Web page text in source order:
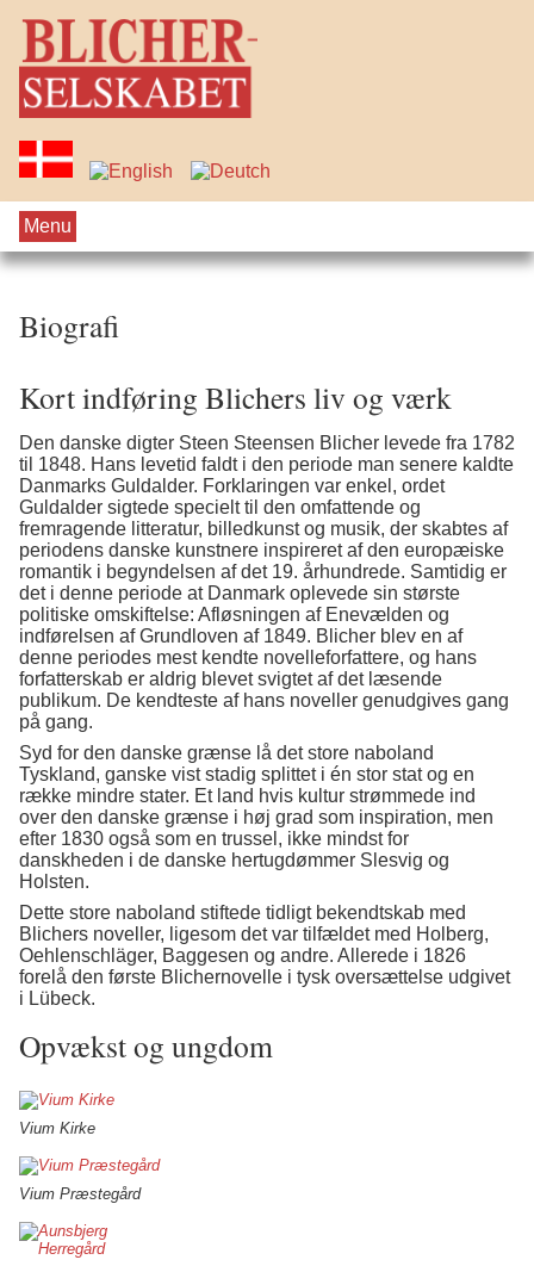
Menu
Biografi
Kort indføring Blichers liv og værk
Den danske digter Steen Steensen Blicher levede fra 1782
til 1848. Hans levetid faldt i den periode man senere kaldte
Danmarks Guldalder. Forklaringen var enkel, ordet
Guldalder sigtede specielt til den omfattende og
fremragende litteratur, billedkunst og musik, der skabtes af
periodens danske kunstnere inspireret af den europæiske
romantik i begyndelsen af det 19. århundrede. Samtidig er
det i denne periode at Danmark oplevede sin største
politiske omskiftelse: Afløsningen af Enevælden og
indførelsen af Grundloven af 1849. Blicher blev en af
denne periodes mest kendte novelleforfattere, og hans
forfatterskab er aldrig blevet svigtet af det læsende
publikum. De kendteste af hans noveller genudgives gang
på gang.
Syd for den danske grænse lå det store naboland
Tyskland, ganske vist stadig splittet i én stor stat og en
række mindre stater. Et land hvis kultur strømmede ind
over den danske grænse i høj grad som inspiration, men
efter 1830 også som en trussel, ikke mindst for
danskheden i de danske hertugdømmer Slesvig og
Holsten.
Dette store naboland stiftede tidligt bekendtskab med
Blichers noveller, ligesom det var tilfældet med Holberg,
Oehlenschläger, Baggesen og andre. Allerede i 1826
forelå den første Blichernovelle i tysk oversættelse udgivet
i Lübeck.
Opvækst og ungdom
Vium Kirke
Vium Præstegård